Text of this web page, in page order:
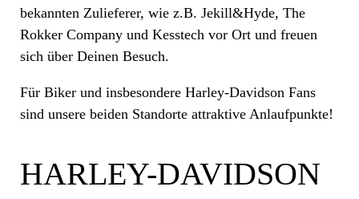
bekannten Zulieferer, wie z.B. Jekill&Hyde, The
Rokker Company und Kesstech vor Ort und freuen
sich über Deinen Besuch.
Für Biker und insbesondere Harley-Davidson Fans
sind unsere beiden Standorte attraktive Anlaufpunkte!
HARLEY-DAVIDSON